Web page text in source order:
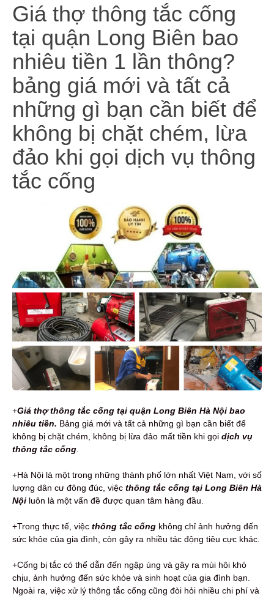
Giá thợ thông tắc cống
tại quận Long Biên bao
nhiêu tiền 1 lần thông?
bảng giá mới và tất cả
những gì bạn cần biết để
không bị chặt chém, lừa
đảo khi gọi dịch vụ thông
tắc cống
+Giá thợ thông tắc cống tại quận Long Biên Hà Nội bao
nhiêu tiền. Bảng giá mới và tất cả những gì bạn cần biết để
không bị chặt chém, không bị lừa đảo mất tiền khi gọi dịch vụ
thông tắc cống
+Hà Nội là một trong những thành phố lớn nhất Việt Nam, với số
lượng dân cư đông đúc, việc thông tắc cống tại Long Biên Hà
Nội luôn là một vấn đề được quan tâm hàng đầu.
+Trong thực tế, việc thông tắc cống không chỉ ảnh hưởng đến
sức khỏe của gia đình, còn gây ra nhiều tác động tiêu cực khác.
+Cống bị tắc có thể dẫn đến ngập úng và gây ra mùi hôi khó
chịu, ảnh hưởng đến sức khỏe và sinh hoạt của gia đình bạn.
Ngoài ra, việc xử lý thông tắc cống cũng đòi hỏi nhiều chi phí và